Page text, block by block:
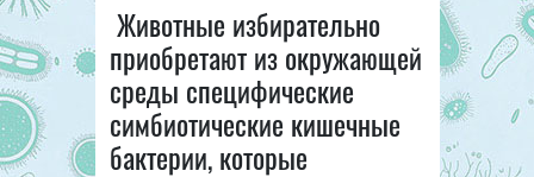
Животные избирательно
приобретают из окружающей
среды специфические
симбиотические кишечные
бактерии, которые